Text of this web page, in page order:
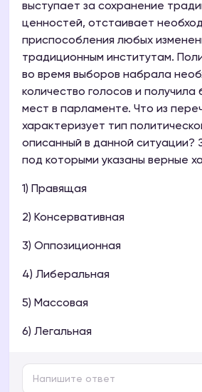
выступает за сохранение
ценностей, отстаивает
приспособления любых
традиционным институтам.
во время выборов набрала
количество голосов и получила
мест в парламенте. Что из
характеризует тип
описанный в данной ситуации?
под которыми указаны верные
1) Правящая
2) Консервативная
3) Оппозиционная
4) Либеральная
5) Массовая
6) Легальная